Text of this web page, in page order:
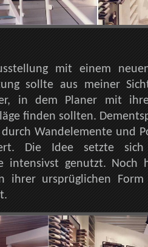
mit einem
sollte aus meiner
in dem Planer mit
finden sollten.
Wandelemente und
Die Idee setzte
intensivst genutzt. Noch
ihrer ursprüglichen